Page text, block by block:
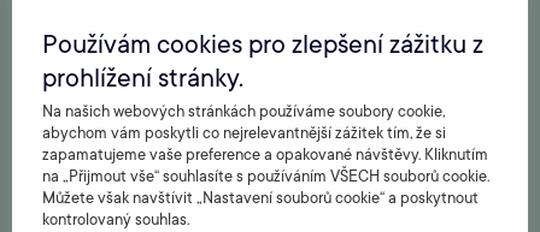
Používám cookies pro zlepšení zážitku z
prohlížení stránky.
Na našich webových stránkách používáme soubory cookie,
abychom vám poskytli co nejrelevantnější zážitek tím, že si
zapamatujeme vaše preference a opakované návštěvy. Kliknutím
na „Přijmout vše“ souhlasíte s používáním VŠECH souborů cookie.
Můžete však navštívit „Nastavení souborů cookie“ a poskytnout
kontrolovaný souhlas.